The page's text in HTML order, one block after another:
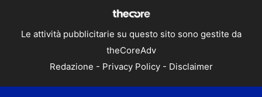
Le attività pubblicitarie su questo sito sono gestite da
theCoreAdv
Redazione - Privacy Policy- Disclaimer